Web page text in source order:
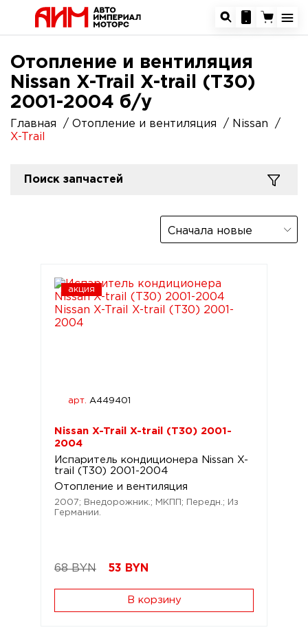
Отопление и вентиляция
Nissan X-Trail X-trail (T30)
2001-2004 б/у
Главная Отопление и вентиляция
Nissan
X-Trail
Поиск запчастей
Сначала новые
акция
арт. A449401
Nissan X-Trail X-trail (T30) 2001-
2004
Испаритель кондиционера Nissan X-
trail (T30) 2001-2004
Отопление и вентиляция
2007; Внедорожник.; МКПП; Передн.; Из
Германии.
68 BYN 53 BYN
В корзину